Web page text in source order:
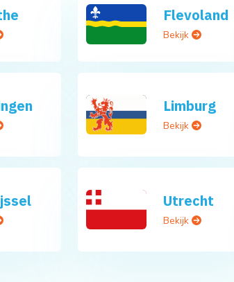
Flevoland
Bekijk
Limburg
Bekijk
Utrecht
Bekijk